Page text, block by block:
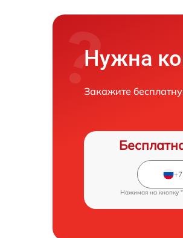
Нужна
Закажите
Нажимая на кнопку